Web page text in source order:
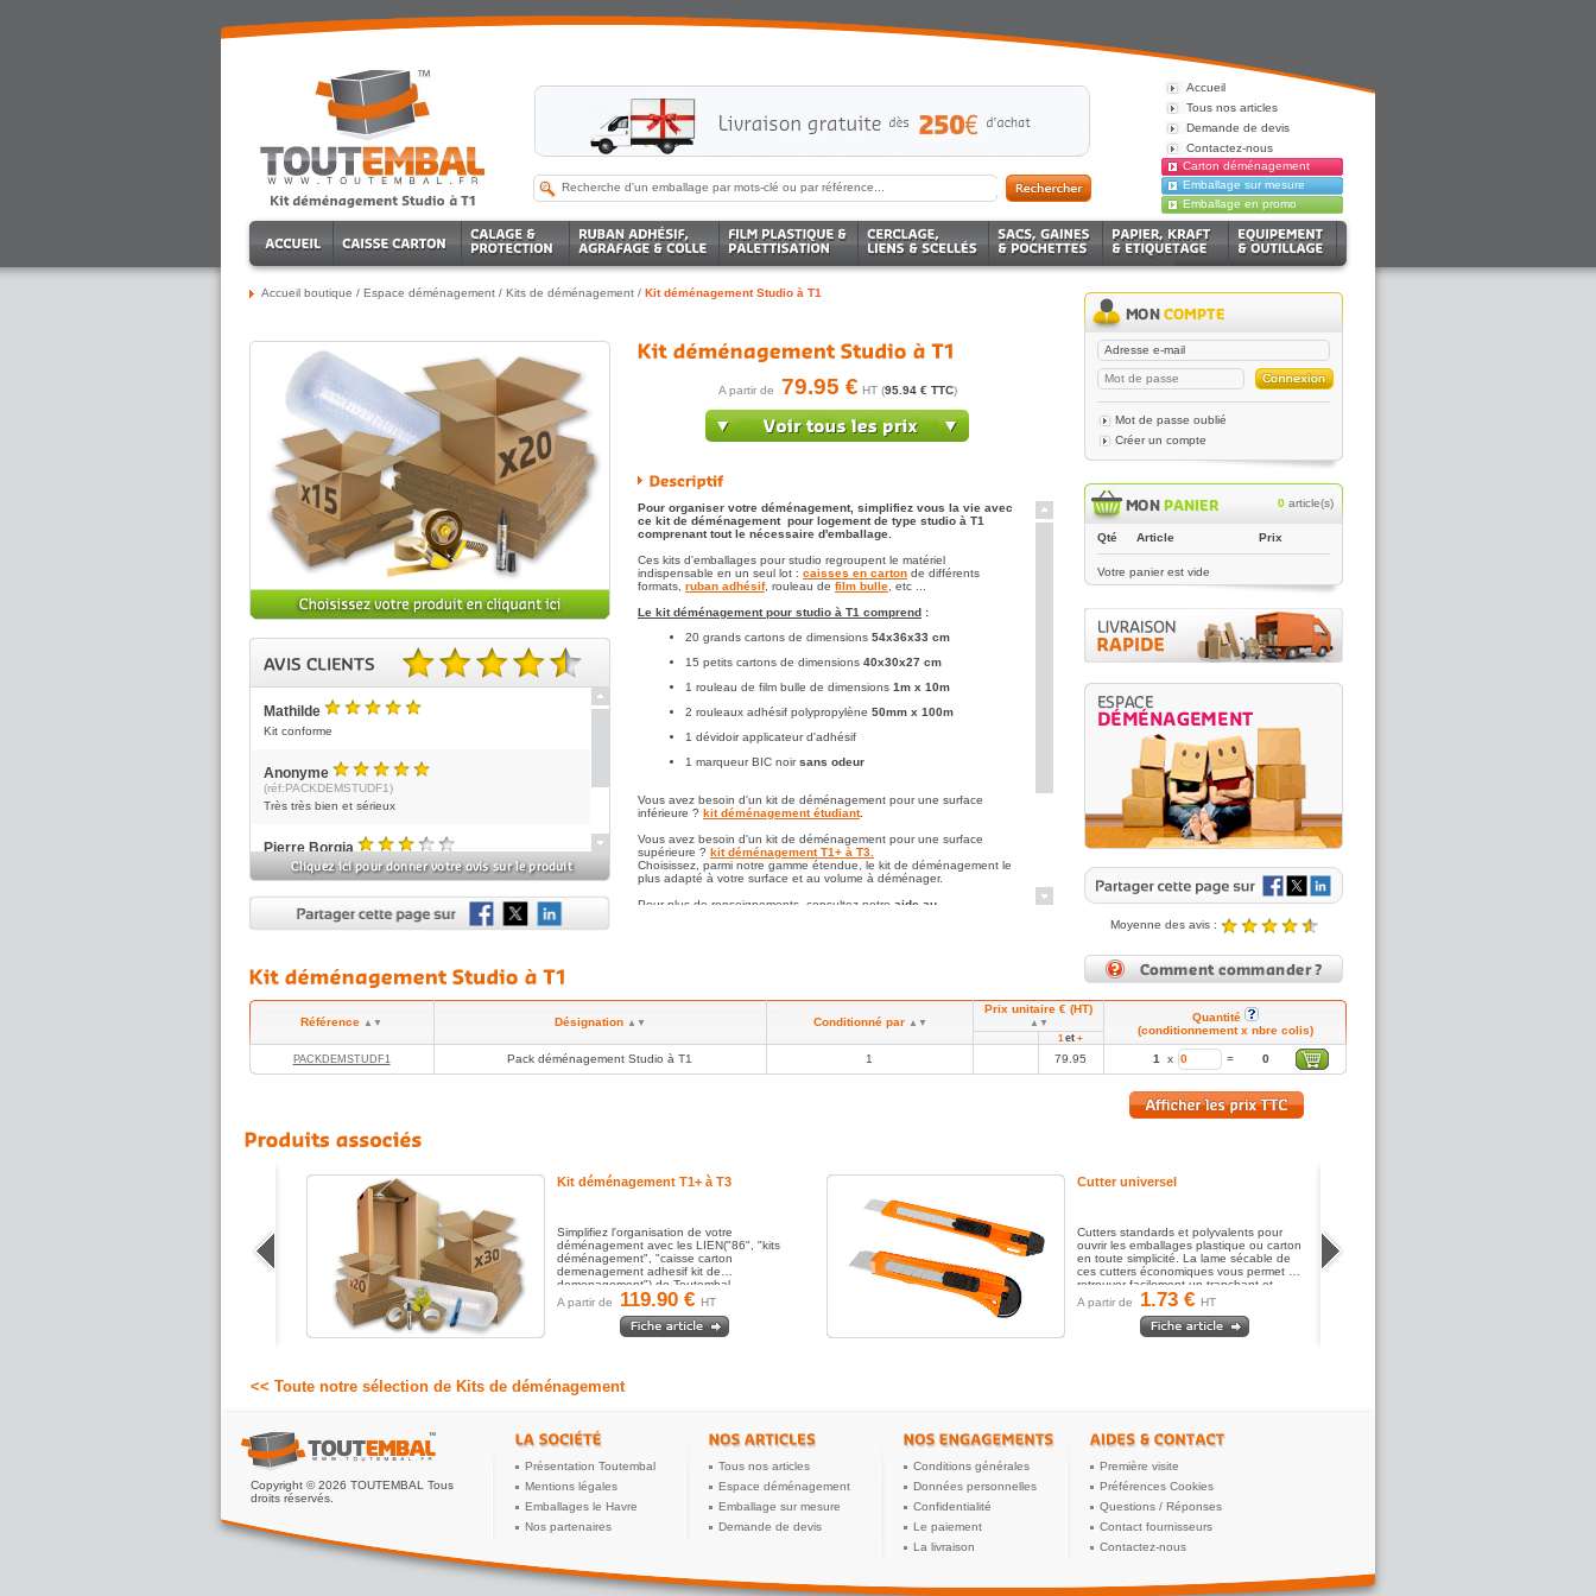
Accueil boutique / Espace déménagement / Kits de déménagement / Kit déménagement Studio à T1
4.50 sur 5 basé sur 4 note(s).
Mathilde
5
Kit conforme
Anonyme
5/5
(réf:PACKDEMSTUDF1)
Très très bien et sérieux
Pierre Borgia
3/5
(réf:PACKDEMSTUDF1)
Le rouleau a bulle était manquant.
personne a déclencher l'envoi de celui ci réceptionné
48h après.
5/5
(réf:PACKDEMSTUDF1)
A partir de 79.95 € HT (95.94 € TTC)
Pour organiser votre déménagement, simplifiez vous la vie avec
ce kit de déménagement pour logement de type studio à T1
comprenant tout le nécessaire d'emballage.
Ces kits d'emballages pour studio regroupent le matériel
indispensable en un seul lot : caisses en carton de différents
formats, ruban adhésif, rouleau de film bulle , etc ...
Le kit déménagement pour studio à T1 comprend :
20 grands cartons de dimensions 54x36x33 cm
15 petits cartons de dimensions 40x30x27 cm
1 rouleau de film bulle de dimensions 1m x 10m
2 rouleaux adhésif polypropylène 50mm x 100m
1 dévidoir applicateur d'adhésif
1 marqueur BIC noirsans odeur
Vous avez besoin d'un kit de déménagement pour une surface
inférieure ? kit déménagement étudiant.
Vous avez besoin d'un kit de déménagement pour une surface
supérieure ? kit déménagement T1+ à T3.
Choisissez, parmi notre gamme étendue, le kit de déménagement le
plus adapté à votre surface et au volume à déménager.
Pour plus de renseignements, consultez notre aide au
Mot de passe oublié
Créer un compte
0 article(s)
Qté Article Prix
Votre panier est vide
Moyenne des avis :
Noté4.89/5 |8431reviews
Référence ▲▼ Désignation ▲▼ Conditionné par ▲▼
Prix unitaire € (HT)
▲▼
Quantité
(conditionnement x nbre colis)
1et +
PACKDEMSTUDF1 Pack déménagement Studio à T1 1 79.95 1 x = 0
Kit déménagement T1+ à T3
Simplifiez l'organisation de votre
déménagement avec les LIEN("86", "kits
déménagement", "caisse carton
demenagement adhesif kit de
demenagement") de Toutembal,...
A partir de 119.90 € HT
Cutter universel
Cutters standards et polyvalents pour
ouvrir les emballages plastique ou carton
en toute simplicité. La lame sécable de
ces cutters économiques vous permet de
retrouver facilement un tranchant et...
A partir de 1.73 € HT
<< Toute notre sélection de Kits de déménagement
Accueil
Tous nos articles
Demande de devis
Contactez-nous
Carton déménagement
Emballage sur mesure
Emballage en promo
Copyright © 2026 TOUTEMBAL Tous
droits réservés.
Présentation Toutembal
Mentions légales
Emballages le Havre
Nos partenaires
Tous nos articles
Espace déménagement
Emballage sur mesure
Demande de devis
Conditions générales
Données personnelles
Confidentialité
Le paiement
La livraison
Première visite
Préférences Cookies
Questions / Réponses
Contact fournisseurs
Contactez-nous